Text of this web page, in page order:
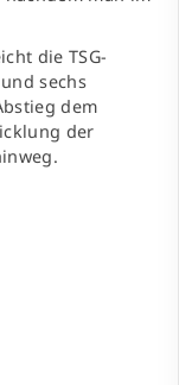
die TSG-
sechs
dem
der